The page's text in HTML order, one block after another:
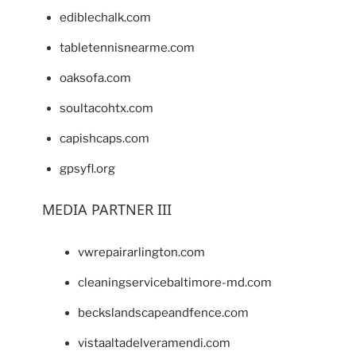
ediblechalk.com
tabletennisnearme.com
oaksofa.com
soultacohtx.com
capishcaps.com
gpsyfl.org
MEDIA PARTNER III
vwrepairarlington.com
cleaningservicebaltimore-md.com
beckslandscapeandfence.com
vistaaltadelveramendi.com